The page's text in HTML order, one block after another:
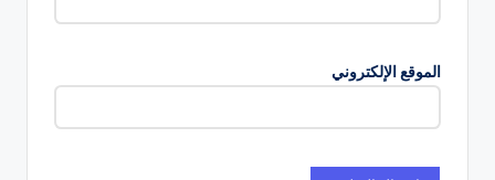
الموقع الإلكتروني